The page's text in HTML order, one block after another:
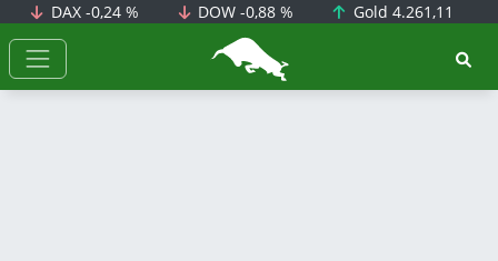
DAX -0,24 % DOW-0,88 % Gold 4.261,11
BörsenNEWS.de